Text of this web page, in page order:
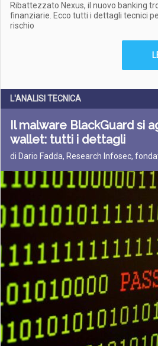
Ribattezzato Nexus, il nuovo banking
finanziarie. Ecco tutti i dettagli tecnici
rischio
L'ANALISI TECNICA
Il malware BlackGuard si
wallet: tutti i dettagli
di Dario Fadda, Research Infosec,